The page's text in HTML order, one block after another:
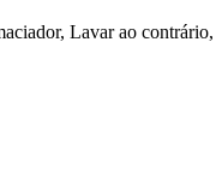
Lavar ao contrário,